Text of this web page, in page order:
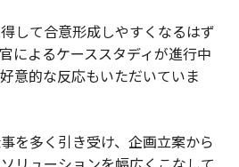
して合意形成しやすくなるはず
によるケーススタディが進行中
意的な反応もいただいていま
を多く引き受け、企画立案から